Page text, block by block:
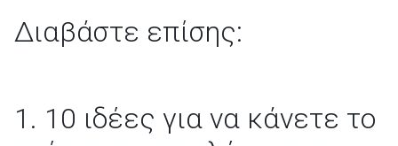
Διαβάστε επίσης:
1. 10 ιδέες για να κάνετε το